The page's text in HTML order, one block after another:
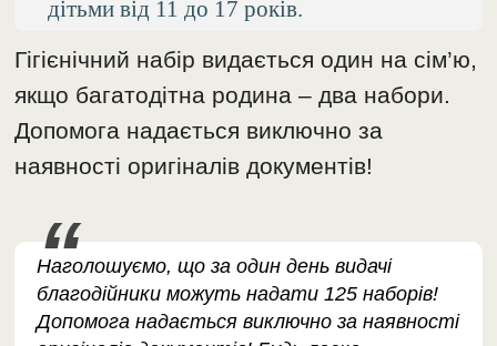
дітьми від 11 до 17 років.
Гігієнічний набір видається один на сім’ю,
якщо багатодітна родина – два набори.
Допомога надається виключно за
наявності оригіналів документів!
Наголошуємо, що за один день видачі
благодійники можуть надати 125 наборів!
Допомога надається виключно за наявності